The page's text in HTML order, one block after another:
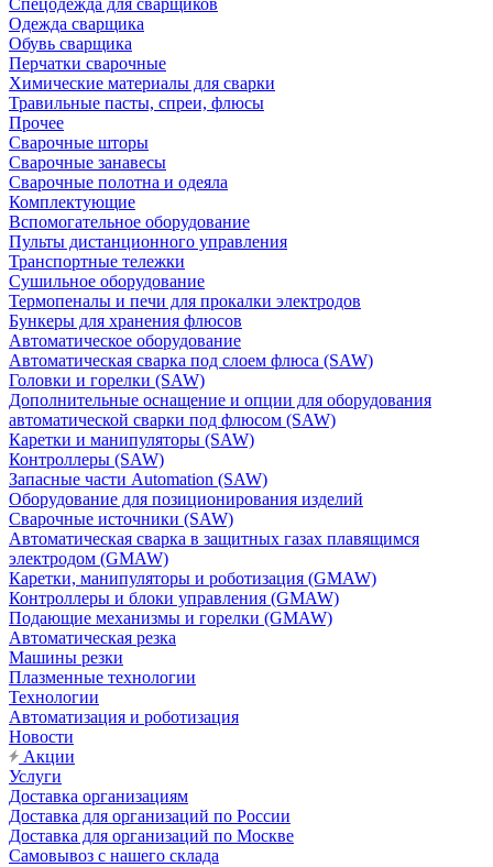
Спецодежда для сварщиков
Одежда сварщика
Обувь сварщика
Перчатки сварочные
Химические материалы для сварки
Травильные пасты, спреи, флюсы
Прочее
Сварочные шторы
Сварочные занавесы
Сварочные полотна и одеяла
Комплектующие
Вспомогательное оборудование
Пульты дистанционного управления
Транспортные тележки
Сушильное оборудование
Термопеналы и печи для прокалки электродов
Бункеры для хранения флюсов
Автоматическое оборудование
Автоматическая сварка под слоем флюса (SAW)
Головки и горелки (SAW)
Дополнительные оснащение и опции для оборудования
автоматической сварки под флюсом (SAW)
Каретки и манипуляторы (SAW)
Контроллеры (SAW)
Запасные части Automation (SAW)
Оборудование для позиционирования изделий
Сварочные источники (SAW)
Автоматическая сварка в защитных газах плавящимся
электродом (GMAW)
Каретки, манипуляторы и роботизация (GMAW)
Контроллеры и блоки управления (GMAW)
Подающие механизмы и горелки (GMAW)
Автоматическая резка
Машины резки
Плазменные технологии
Технологии
Автоматизация и роботизация
Новости
Акции
Услуги
Доставка организациям
Доставка для организаций по России
Доставка для организаций по Москве
Самовывоз с нашего склада